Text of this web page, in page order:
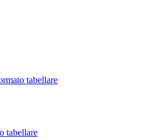
tabellare
tabellare